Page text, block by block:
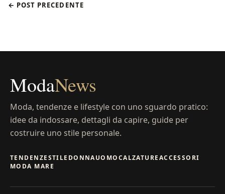
← POST PRECEDENTE
ModaNews
Moda, tendenze e lifestyle con uno sguardo pratico:
idee da indossare, dettagli da capire, guide per
costruire uno stile personale.
TENDENZESTILE DONNAUOMOCALZATUREACCESSORI
MODA MARE